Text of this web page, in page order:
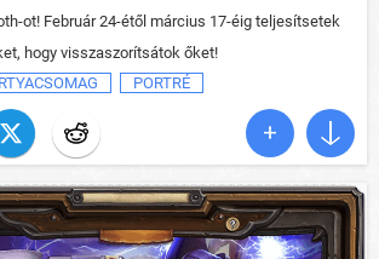
ot! Február 24-étől március 17-éig teljesítsetek
hogy visszaszorítsátok őket!
PORTRÉ